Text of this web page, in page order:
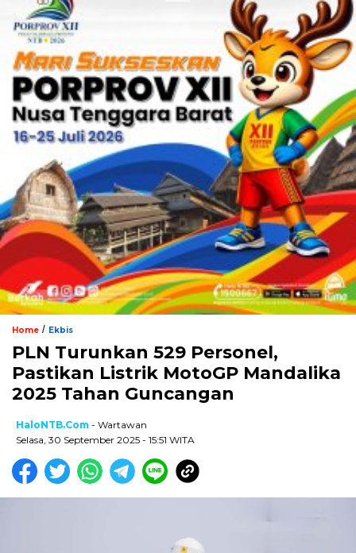
Home / Ekbis
PLN Turunkan 529 Personel,
Pastikan Listrik MotoGP Mandalika
2025 Tahan Guncangan
HaloNTB.com - Wartawan
Selasa, 30 September 2025 - 15:51 WITA